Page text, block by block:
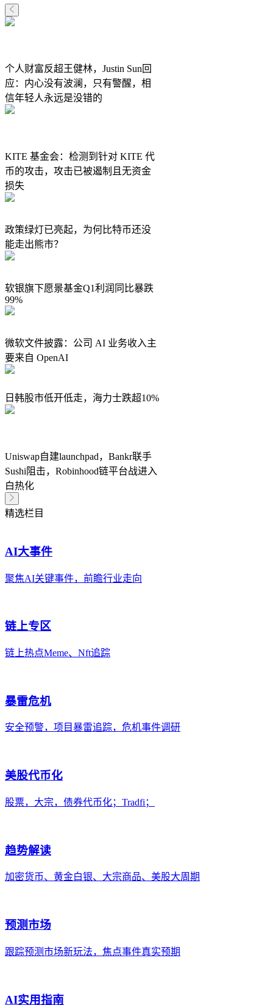
个人财富反超王健林，Justin Sun回
应：内心没有波澜，只有警醒，相
信年轻人永远是没错的
KITE 基金会：检测到针对 KITE 代
币的攻击，攻击已被遏制且无资金
损失
政策绿灯已亮起，为何比特币还没
能走出熊市？
软银旗下愿景基金Q1利润同比暴跌
99%
微软文件披露：公司 AI 业务收入主
要来自 OpenAI
日韩股市低开低走，海力士跌超10%
Uniswap自建launchpad，Bankr联手
Sushi阻击，Robinhood链平台战进入
白热化
精选栏目
AI大事件
聚焦AI关键事件，前瞻行业走向
链上专区
链上热点Meme、Nft追踪
暴雷危机
安全预警，项目暴雷追踪，危机事件调研
美股代币化
股票，大宗，债券代币化；Tradfi；
趋势解读
加密货币、黄金白银、大宗商品、美股大周期
预测市场
跟踪预测市场新玩法，焦点事件真实预期
AI实用指南